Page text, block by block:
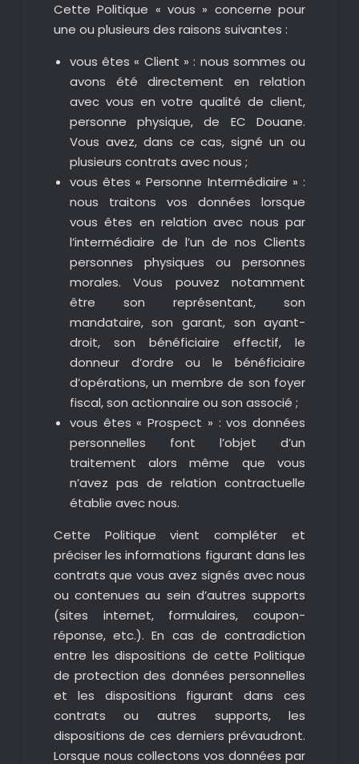
Cette Politique « vous » concerne pour
une ou plusieurs des raisons suivantes :
vous êtes « Client » : nous sommes ou
avons été directement en relation
avec vous en votre qualité de client,
personne physique, de EC Douane.
Vous avez, dans ce cas, signé un ou
plusieurs contrats avec nous ;
vous êtes « Personne Intermédiaire » :
nous traitons vos données lorsque
vous êtes en relation avec nous par
l’intermédiaire de l’un de nos Clients
personnes physiques ou personnes
morales. Vous pouvez notamment
être son représentant, son
mandataire, son garant, son ayant-
droit, son bénéficiaire effectif, le
donneur d’ordre ou le bénéficiaire
d’opérations, un membre de son foyer
fiscal, son actionnaire ou son associé ;
vous êtes « Prospect » : vos données
personnelles font l’objet d’un
traitement alors même que vous
n’avez pas de relation contractuelle
établie avec nous.
Cette Politique vient compléter et
préciser les informations figurant dans les
contrats que vous avez signés avec nous
ou contenues au sein d’autres supports
(sites internet, formulaires, coupon-
réponse, etc.). En cas de contradiction
entre les dispositions de cette Politique
de protection des données personnelles
et les dispositions figurant dans ces
contrats ou autres supports, les
dispositions de ces derniers prévaudront.
Lorsque nous collectons vos données par